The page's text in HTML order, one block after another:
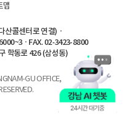
맵
산콜센터로 연결) ·
· FAX. 02-3423-8800
학동로 426 (삼성동)
GU OFFICE,